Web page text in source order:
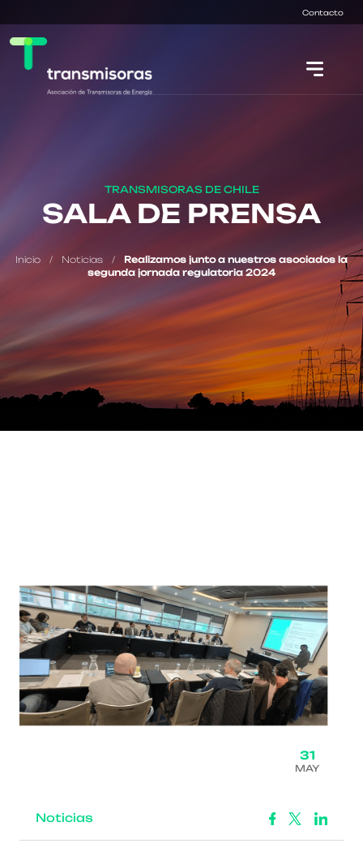
Contacto
TRANSMISORAS DE CHILE
SALA DE PRENSA
Inicio / Noticias /
Realizamos junto a nuestros asociados la
segunda jornada regulatoria 2024
31
MAY
Noticias